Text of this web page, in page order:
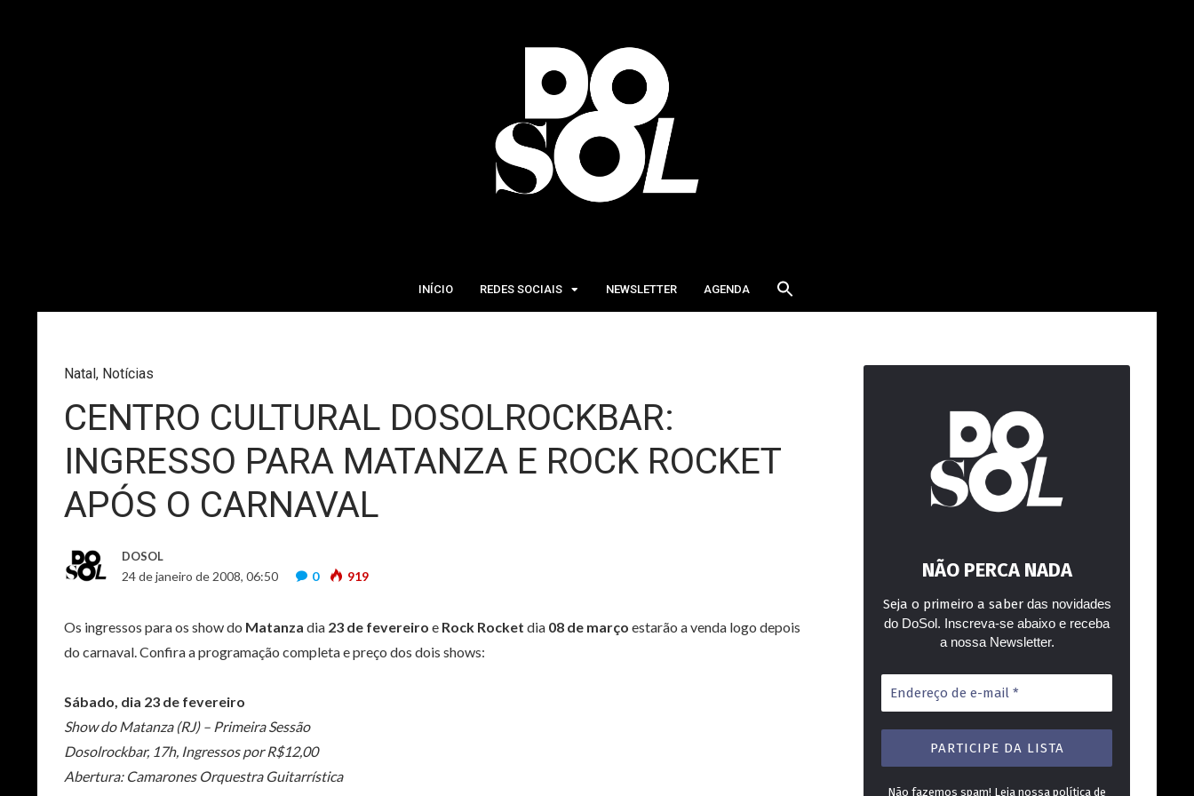
INÍCIO REDES SOCIAIS NEWSLETTER AGENDA
Natal, Notícias
CENTRO CULTURAL DOSOLROCKBAR:
INGRESSO PARA MATANZA E ROCK ROCKET
APÓS O CARNAVAL
DOSOL
24 de janeiro de 2008, 06:50 0 919
Os ingressos para os show do Matanza dia 23 de fevereiro e Rock Rocket dia 08 de março estarão a venda logo depois
do carnaval. Confira a programação completa e preço dos dois shows:
Sábado, dia 23 de fevereiro
Show do Matanza (RJ) – Primeira Sessão
Dosolrockbar, 17h, Ingressos por R$12,00
Abertura: Camarones Orquestra Guitarrística
NÃO PERCA NADA
Seja o primeiro a saberdas novidades
do DoSol. Inscreva-se abaixo e receba
a nossa Newsletter.
Endereço
de
e-
mail
Não fazemos spam! Leia nossa política de